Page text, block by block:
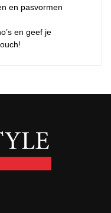
en pasvormen
en geef je